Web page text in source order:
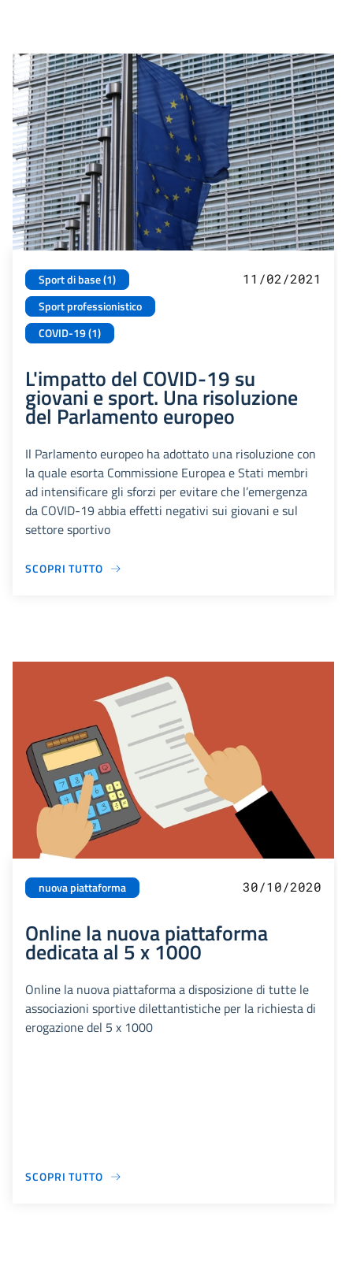
Sport di base (1)
Sport professionistico
COVID-19 (1)
11/02/2021
L'impatto del COVID-19 su
giovani e sport. Una risoluzione
del Parlamento europeo
Il Parlamento europeo ha adottato una risoluzione con
la quale esorta Commissione Europea e Stati membri
ad intensificare gli sforzi per evitare che l’emergenza
da COVID-19 abbia effetti negativi sui giovani e sul
settore sportivo
SCOPRI TUTTO
nuova piattaforma 30/10/2020
Online la nuova piattaforma
dedicata al 5 x 1000
Online la nuova piattaforma a disposizione di tutte le
associazioni sportive dilettantistiche per la richiesta di
erogazione del 5 x 1000
SCOPRI TUTTO